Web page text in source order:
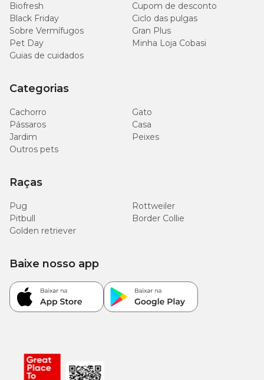
Biofresh
Cupom de desconto
Black Friday
Ciclo das pulgas
Sobre Vermífugos
Gran Plus
Pet Day
Minha Loja Cobasi
Guias de cuidados
Categorias
Cachorro
Gato
Pássaros
Casa
Jardim
Peixes
Outros pets
Raças
Pug
Rottweiler
Pitbull
Border Collie
Golden retriever
Baixe nosso app